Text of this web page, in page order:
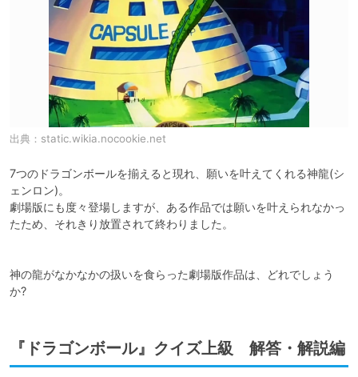
出典： static.wikia.nocookie.net
7つのドラゴンボールを揃えると現れ、願いを叶えてくれる神龍(シ
ェンロン)。
劇場版にも度々登場しますが、ある作品では願いを叶えられなかっ
たため、それきり放置されて終わりました。
神の龍がなかなかの扱いを食らった劇場版作品は、どれでしょう
か?
『ドラゴンボール』クイズ上級 解答・解説編